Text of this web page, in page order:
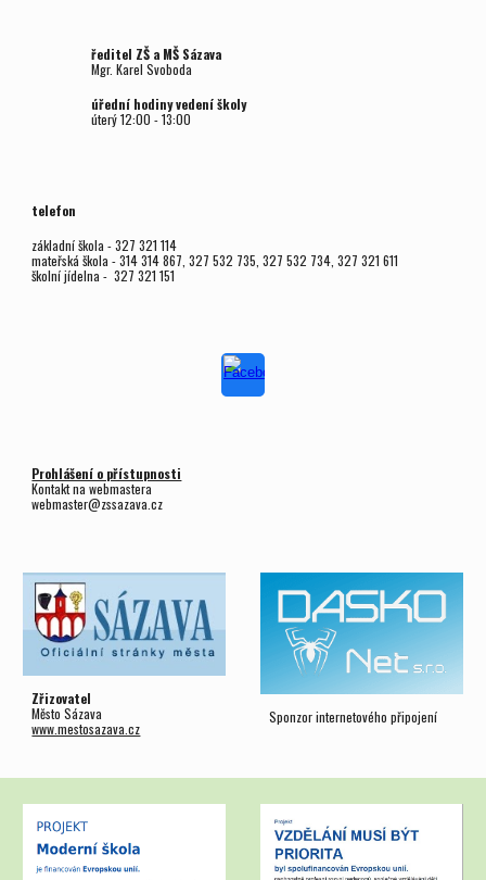
ředitel ZŠ a MŠ Sázava
Mgr.Karel Svoboda
úřední hodiny vedení školy
úterý12:00 - 13:00
telefon
základní škola - 327 321 114
mateřská škola - 314 314 867, 327 532 735, 327 532 734, 327 321 611
školní jídelna - 327 321 151
Prohlášení o přístupnosti
Kontakt na webmastera
webmaster@zssazava.cz
Zřizovatel
Město Sázava
www.mestosazava.cz
Sponzor internetového připojení